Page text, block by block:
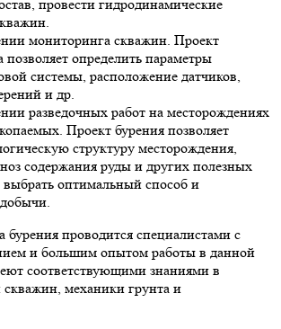
провести гидродинамические
мониторинга скважин. Проект
определить параметры
системы, расположение датчиков,
и др.
разведочных работ на месторождениях
Проект бурения позволяет
структуру месторождения,
содержания руды и других полезных
оптимальный способ и
бурения проводится специалистами с
и большим опытом работы в данной
соответствующими знаниями в
скважин, механики грунта и